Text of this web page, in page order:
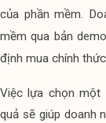
của phần mềm.
mềm qua bản
định mua chính
Việc lựa chọn một
quả sẽ giúp doanh